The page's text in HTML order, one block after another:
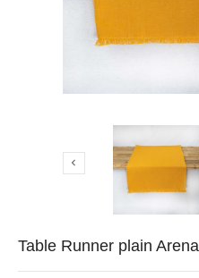

Table Runner plain Arena